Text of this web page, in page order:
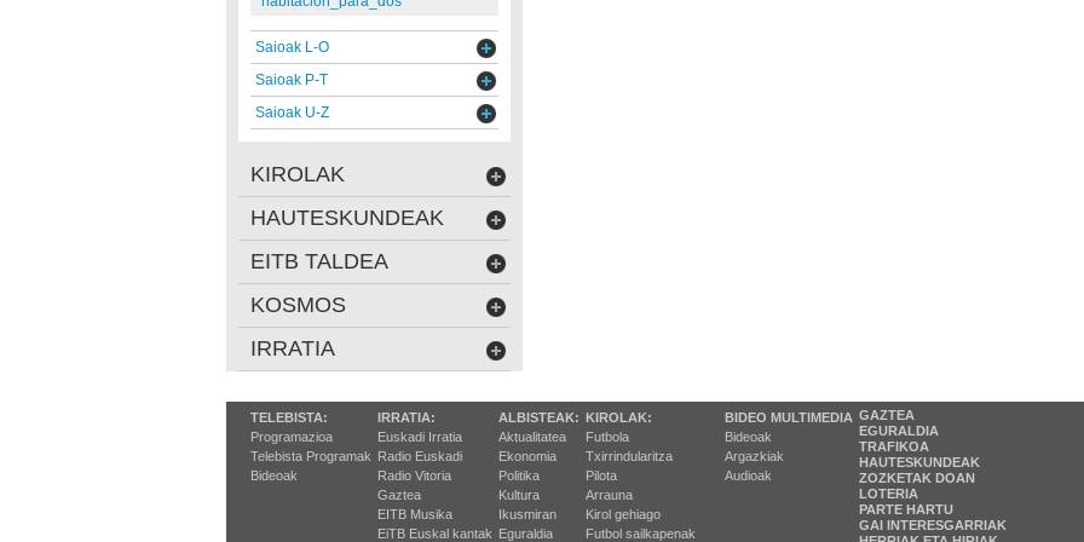
Saioak L-O
Saioak P-T
Saioak U-Z
KIROLAK
HAUTESKUNDEAK
EITB TALDEA
KOSMOS
IRRATIA
TELEBISTA:
Programazioa
Telebista Programak
Bideoak
IRRATIA:
Euskadi Irratia
Radio Euskadi
Radio Vitoria
Gaztea
EITB Musika
EiTB Euskal kantak
ALBISTEAK:
Aktualitatea
Ekonomia
Politika
Kultura
Ikusmiran
Eguraldia
KIROLAK:
Futbola
Txirrindularitza
Pilota
Arrauna
Kirol gehiago
Futbol sailkapenak
BIDEO MULTIMEDIA
Bideoak
Argazkiak
Audioak
GAZTEA
EGURALDIA
TRAFIKOA
HAUTESKUNDEAK
ZOZKETAK DOAN
LOTERIA
PARTE HARTU
GAI INTERESGARRIAK